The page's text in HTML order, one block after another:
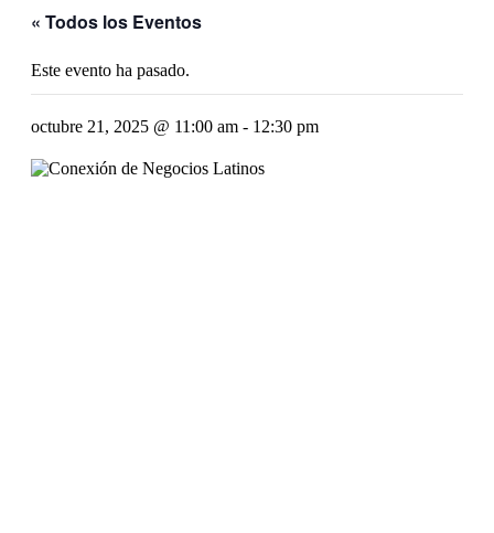
« Todos los Eventos
Este evento ha pasado.
octubre 21, 2025 @ 11:00 am - 12:30 pm